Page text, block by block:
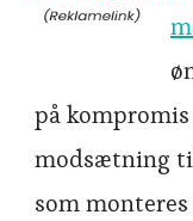
på
modsætning
som